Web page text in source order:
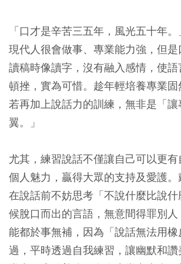
「口才是辛苦三五年，風光五十年。
現代人很會做事、專業能力強，但
讀稿時像讀字，沒有融入感情，使
頓挫，實為可惜。趁年輕培養專業
若再加上說話力的訓練，無非是「
翼。」
尤其，練習說話不僅讓自己可以更
個人魅力，贏得大眾的支持及愛護。
在說話前不妨思考「不說什麼比說
候脫口而出的言語，無意間得罪別
能都於事無補，因為「說話無法用
過，平時透過自我練習，讓幽默和